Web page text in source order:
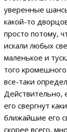
уверенные
какой-то
просто потому,
искали любых
маленькое и
того
все-таки
Действительно,
его свергнут
ближайшие его
скорее всего,